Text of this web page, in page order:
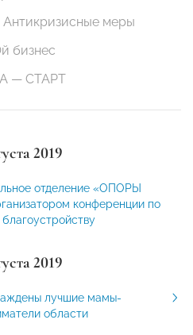
меры
бизнес
— СТАРТ
2019
отделение «ОПОРЫ
конференции по
2019
лучшие мамы-
области